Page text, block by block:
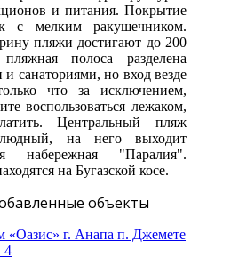
и питания. Покрытие
с мелким ракушечником.
пляжи достигают до 200
полоса разделена
санаториями, но вход везде
что за исключением,
воспользоваться лежаком,
Центральный пляж
на него выходит
набережная "Паралия".
на Бугазской косе.
объекты